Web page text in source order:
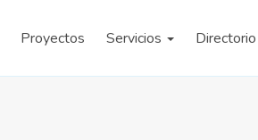
Proyectos Servicios Directorio